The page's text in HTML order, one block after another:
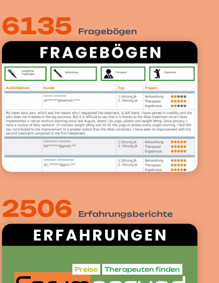
6135 Fragebögen
2506 Erfahrungsberichte
Preise Therapeuten finden